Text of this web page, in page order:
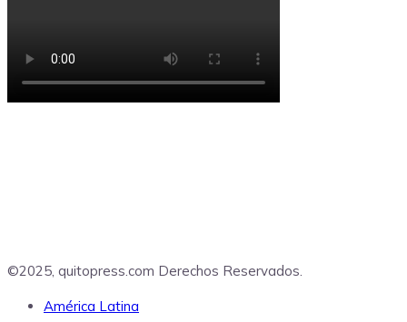
©2025, quitopress.com Derechos Reservados.
América Latina